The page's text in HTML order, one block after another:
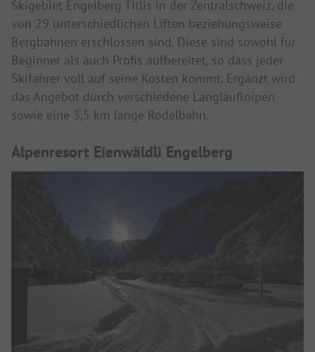
Skigebiet Engelberg Titlis in der Zentralschweiz, die
von 29 unterschiedlichen Liften beziehungsweise
Bergbahnen erschlossen sind. Diese sind sowohl für
Beginner als auch Profis aufbereitet, so dass jeder
Skifahrer voll auf seine Kosten kommt. Ergänzt wird
das Angebot durch verschiedene Langlaufloipen
sowie eine 3,5 km lange Rodelbahn.
Alpenresort Eienwäldli Engelberg